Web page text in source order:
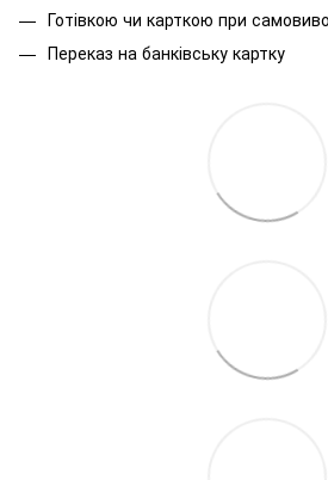
Готівкою чи карткою при
Переказ на банківську картку